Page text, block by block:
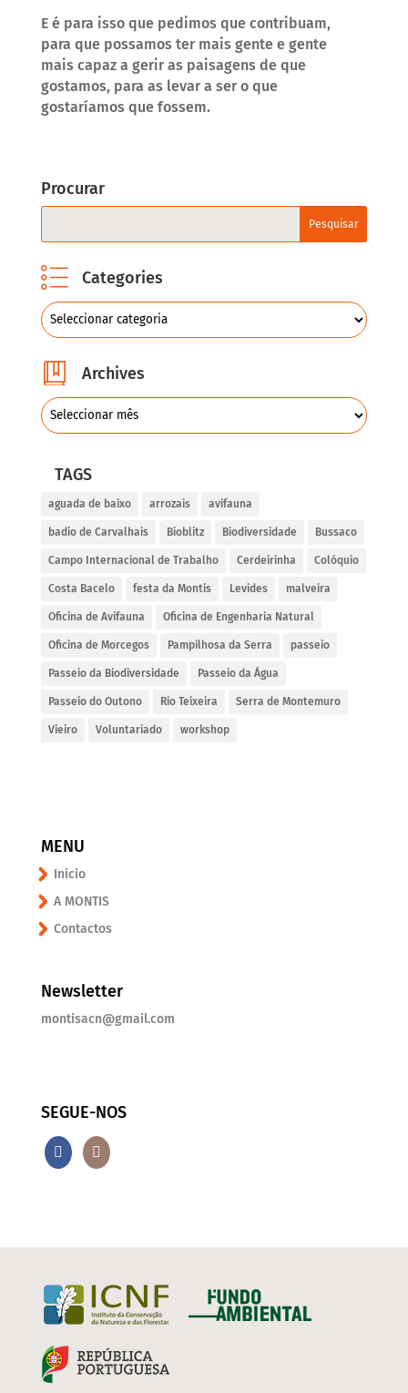
E é para isso que pedimos que contribuam,
para que possamos ter mais gente e gente
mais capaz a gerir as paisagens de que
gostamos, para as levar a ser o que
gostaríamos que fossem.
Procurar
Categories
Archives
TAGS
aguada de baixo arrozais avifauna
badio de Carvalhais Bioblitz Biodiversidade Bussaco
Campo Internacional de Trabalho Cerdeirinha Colóquio
Costa Bacelo festa da Montis Levides malveira
Oficina de Avifauna Oficina de Engenharia Natural
Oficina de Morcegos Pampilhosa da Serra passeio
Passeio da Biodiversidade Passeio da Água
Passeio do Outono Rio Teixeira Serra de Montemuro
Vieiro Voluntariado workshop
MENU
Inicio
A MONTIS
Contactos
Newsletter
montisacn@gmail.com
SEGUE-NOS